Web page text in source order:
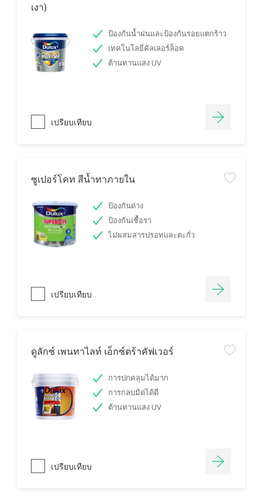
เงา)
ป้องกันน้ำฝนและป้องกันรอยแตกร้าว
เทคโนโลยีคัลเลอร์ล็อค
ต้านทานแสง UV
เปรียบเทียบ
ซูเปอร์โคท สีน้ำทาภายใน
ป้องกันด่าง
ป้องกันเชื้อรา
ไม่ผสมสารปรอทและตะกั่ว
เปรียบเทียบ
ดูลักซ์ เพนทาไลท์ เอ็กซ์ตร้าคัฟเวอร์
การปกคลุมได้มาก
การกลบมิดได้ดี
ต้านทานแสง UV
เปรียบเทียบ